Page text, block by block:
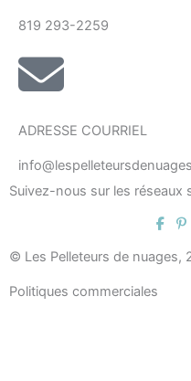
819 293-2259
ADRESSE COURRIEL
Suivez-nous sur les réseaux
© Les Pelleteurs de nuages,
Politiques commerciales